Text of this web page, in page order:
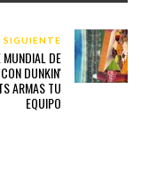
SIGUIENTE
MUNDIAL DE
DUNKIN'
ARMAS TU
EQUIPO